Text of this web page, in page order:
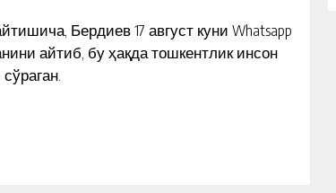
Бердиев 17 август куни Whatsapp
айтиб, бу ҳақда тошкентлик инсон